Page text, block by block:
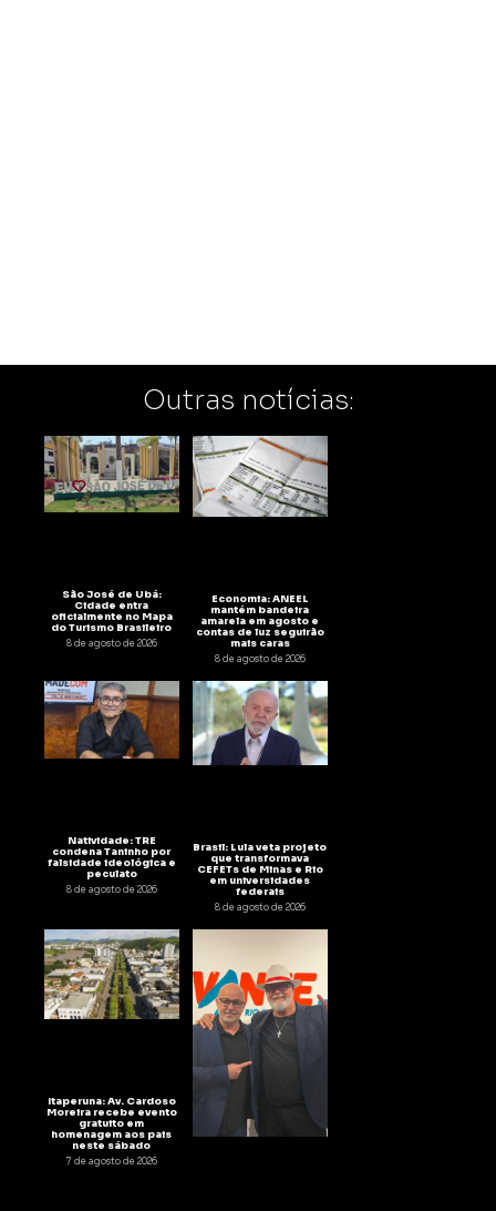
Outras notícias:
São José de Ubá:
Cidade entra
oficialmente no Mapa
do Turismo Brasileiro
8 de agosto de 2026
Economia: ANEEL
mantém bandeira
amarela em agosto e
contas de luz seguirão
mais caras
8 de agosto de 2026
Natividade: TRE
condena Taninho por
falsidade ideológica e
peculato
8 de agosto de 2026
Brasil: Lula veta projeto
que transformava
CEFETs de Minas e Rio
em universidades
federais
8 de agosto de 2026
Itaperuna: Av. Cardoso
Moreira recebe evento
gratuito em
homenagem aos pais
neste sábado
7 de agosto de 2026